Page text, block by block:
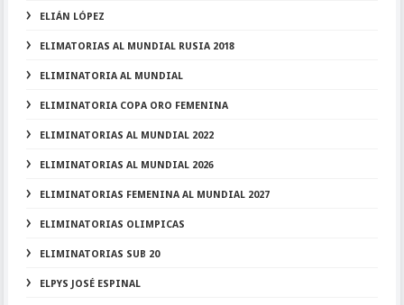
ELIÁN LÓPEZ
ELIMATORIAS AL MUNDIAL RUSIA 2018
ELIMINATORIA AL MUNDIAL
ELIMINATORIA COPA ORO FEMENINA
ELIMINATORIAS AL MUNDIAL 2022
ELIMINATORIAS AL MUNDIAL 2026
ELIMINATORIAS FEMENINA AL MUNDIAL 2027
ELIMINATORIAS OLIMPICAS
ELIMINATORIAS SUB 20
ELPYS JOSÉ ESPINAL